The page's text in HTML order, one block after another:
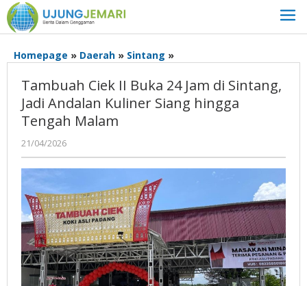
Lewati
ke
konten
Homepage » Daerah » Sintang »Tambuah
II
Buka
24
Sintang,
Jadi
Siang
hingga
Tengah
Malam
Tambuah Ciek II Buka 24 Jam di Sintang,
Jadi Andalan Kuliner Siang hingga
Tengah Malam
21/04/2026
Admin
Ujung